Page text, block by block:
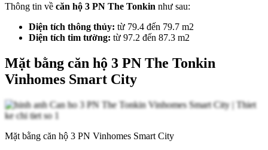
Thông tin về căn hộ 3 PN The Tonkin như sau:
Diện tích thông thủy: từ 79.4 đến 79.7 m2
Diện tích tim tường: từ 97.2 đến 87.3 m2
Mặt bằng căn hộ 3 PN The Tonkin
Vinhomes Smart City
Mặt bằng căn hộ 3 PN Vinhomes Smart City